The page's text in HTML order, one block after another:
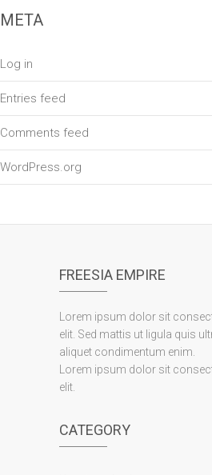
META
Log in
Entries feed
Comments feed
WordPress.org
FREESIA EMPIRE
Lorem ipsum dolor sit
elit. Sed mattis ut ligula quis
aliquet condimentum enim.
Lorem ipsum dolor sit
elit.
CATEGORY